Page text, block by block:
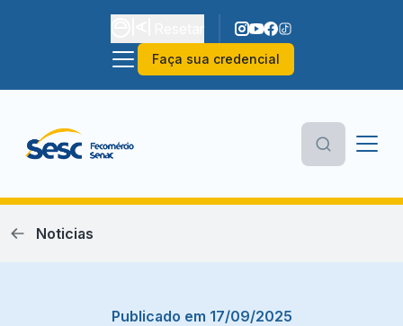
Faça sua credencial
Noticias
Publicado em 17/09/2025